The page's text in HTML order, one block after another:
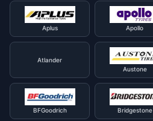
Aplus Apollo
Atlander
Austone
BFGoodrich Bridgestone